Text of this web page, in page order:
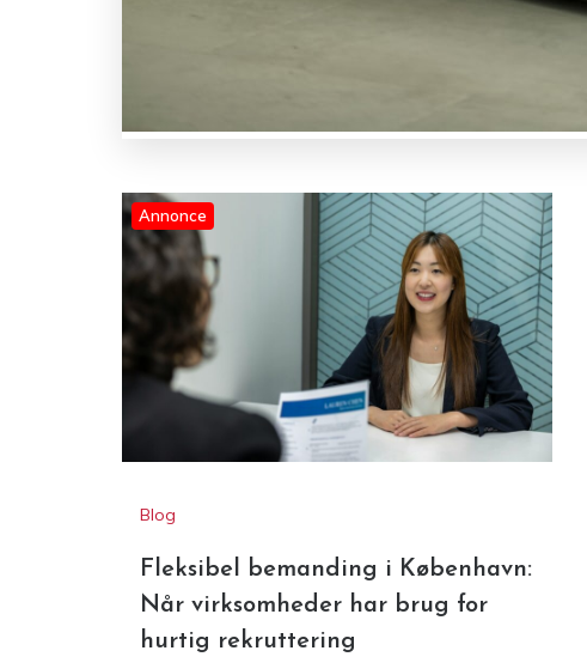
Blog
Fleksibel bemanding i København:
Når virksomheder har brug for
hurtig rekruttering